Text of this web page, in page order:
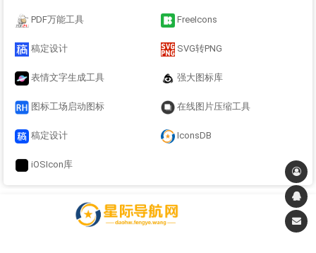
PDF万能工具 FreeIcons
稿定设计 SVG转PNG
表情文字生成工具 强大图标库
图标工场启动图标 在线图片压缩工具
稿定设计 IconsDB
iOSIcon库